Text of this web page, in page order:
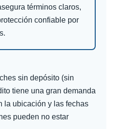
términos claros,
confiable por
sin depósito (sin
tiene una gran demanda
la ubicación y las fechas
pueden no estar